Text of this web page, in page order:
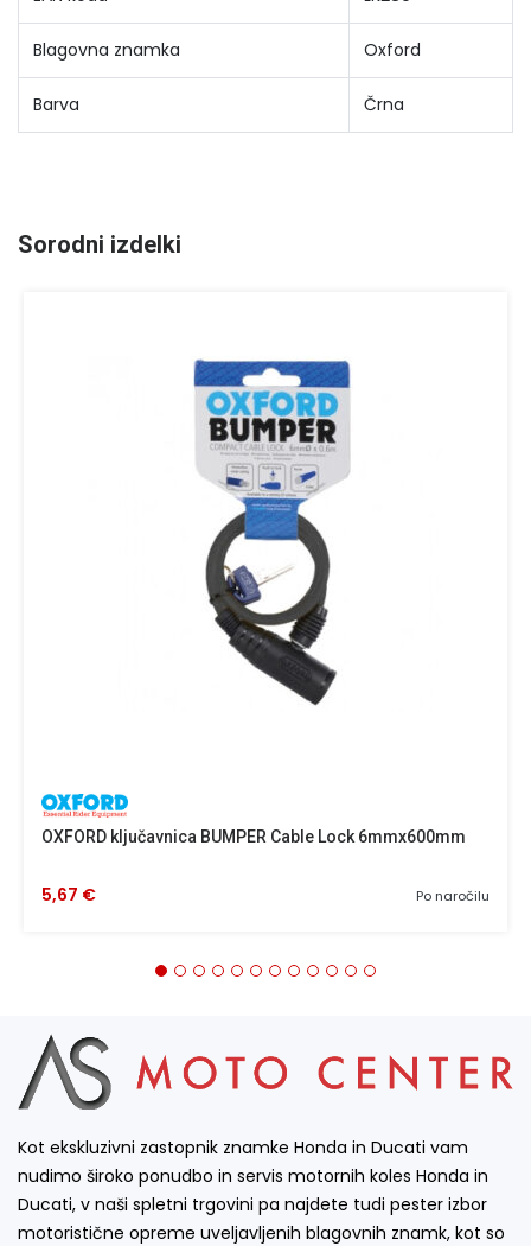
Blagovna znamka Oxford
Barva Črna
Sorodni izdelki
OXFORD ključavnica BUMPER Cable Lock 6mmx600mm
Po naročilu
5,67 €
Kot ekskluzivni zastopnik znamke Honda in Ducati vam
nudimo široko ponudbo in servis motornih koles Honda in
Ducati, v naši spletni trgovini pa najdete tudi pester izbor
motoristične opreme uveljavljenih blagovnih znamk, kot so